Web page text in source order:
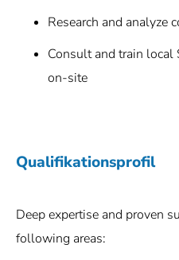
Research and analyze
Consult and train local
on-site
Qualifikationsprofil
Deep expertise and proven
following areas: